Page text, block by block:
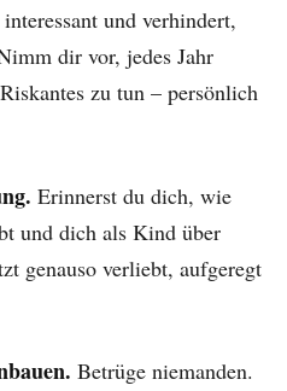
und verhindert,
dir vor, jedes Jahr
zu tun – persönlich
Erinnerst du dich, wie
und dich als Kind über
genauso verliebt, aufgeregt
Betrüge niemanden.